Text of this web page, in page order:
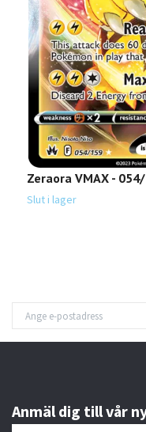
Zeraora VMAX -
Slut i lager
Anmäl dig till vår